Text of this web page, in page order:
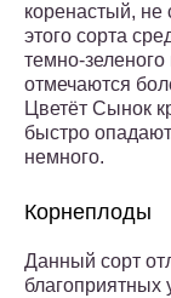
коренастый, не
этого сорта
темно-
отмечаются
Цветёт Сынок
быстро
немного.
Корнеплоды
Данный сорт
благоприятных